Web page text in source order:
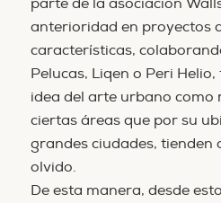
anterioridad en proyectos
características,
Pelucas, Liqen o Peri
idea del arte urbano como
ciertas áreas que por su
grandes ciudades, tienden
olvido.
De esta manera, desde